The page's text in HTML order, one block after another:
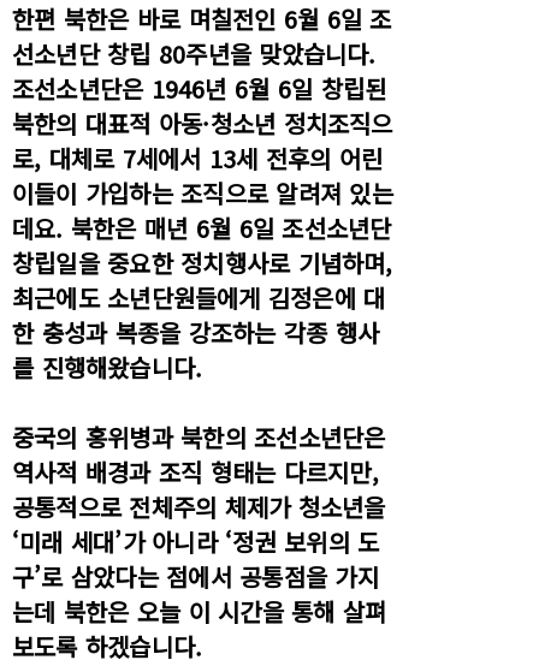
한편 북한은 바로 며칠전인 6월 6일 조
선소년단 창립 80주년을 맞았습니다.
조선소년단은 1946년 6월 6일 창립된
북한의 대표적 아동·청소년 정치조직으
로, 대체로 7세에서 13세 전후의 어린
이들이 가입하는 조직으로 알려져 있는
데요. 북한은 매년 6월 6일 조선소년단
창립일을 중요한 정치행사로 기념하며,
최근에도 소년단원들에게 김정은에 대
한 충성과 복종을 강조하는 각종 행사
를 진행해왔습니다.
중국의 홍위병과 북한의 조선소년단은
역사적 배경과 조직 형태는 다르지만,
공통적으로 전체주의 체제가 청소년을
‘미래 세대’가 아니라 ‘정권 보위의 도
구’로 삼았다는 점에서 공통점을 가지
는데 북한은 오늘 이 시간을 통해 살펴
보도록 하겠습니다.